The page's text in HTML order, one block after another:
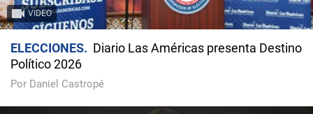
VIDEO
ELECCIONES
Diario Las Américas presenta Destino
Político 2026
Por Daniel Castropé